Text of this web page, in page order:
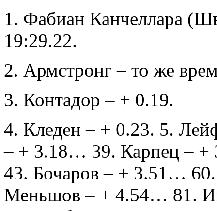
1. Фабиан Канчеллара
19:29.22.
2. Армстронг – то же
3. Контадор – + 0.19.
4. Кледен – + 0.23. 5.
– + 3.18… 39. Карпец –
43. Бочаров – + 3.51…
Меньшов – + 4.54… 81.